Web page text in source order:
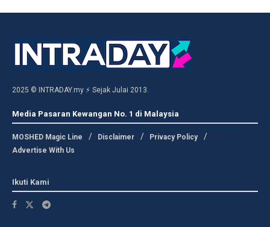
2025 © INTRADAY.my ⚡ Sejak Julai 2013.
Media Pasaran Kewangan No. 1 di Malaysia
MOSHED Magic Line Disclaimer
Privacy Policy
Advertise With Us
Ikuti Kami